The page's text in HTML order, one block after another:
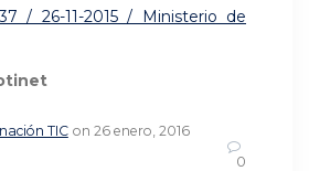
/ 26-11-2015 / Ministerio de
TIC on 26 enero, 2016
0